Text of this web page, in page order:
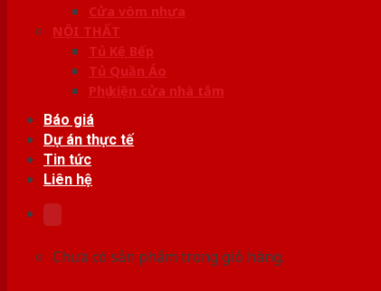
Cửa vòm nhựa
NỘI THẤT
Tủ Kệ Bếp
Tủ Quần Áo
Phụ kiện cửa nhà tắm
Báo giá
Dự án thực tế
Tin tức
Liên hệ
Chưa có sản phẩm trong giỏ hàng.